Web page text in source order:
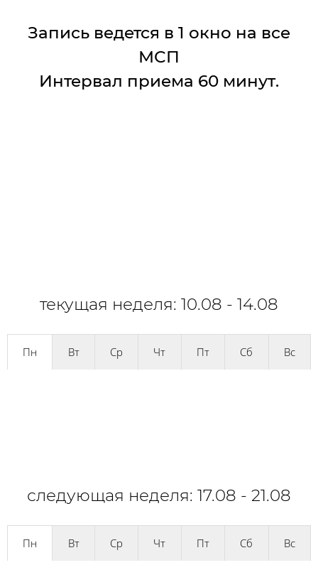
Запись ведется в 1 окно на все
МСП
Интервал приема 60 минут.
текущая неделя: 10.08 - 14.08
Пн Вт Ср Чт Пт Сб Вс
следующая неделя: 17.08 - 21.08
Пн Вт Ср Чт Пт Сб Вс